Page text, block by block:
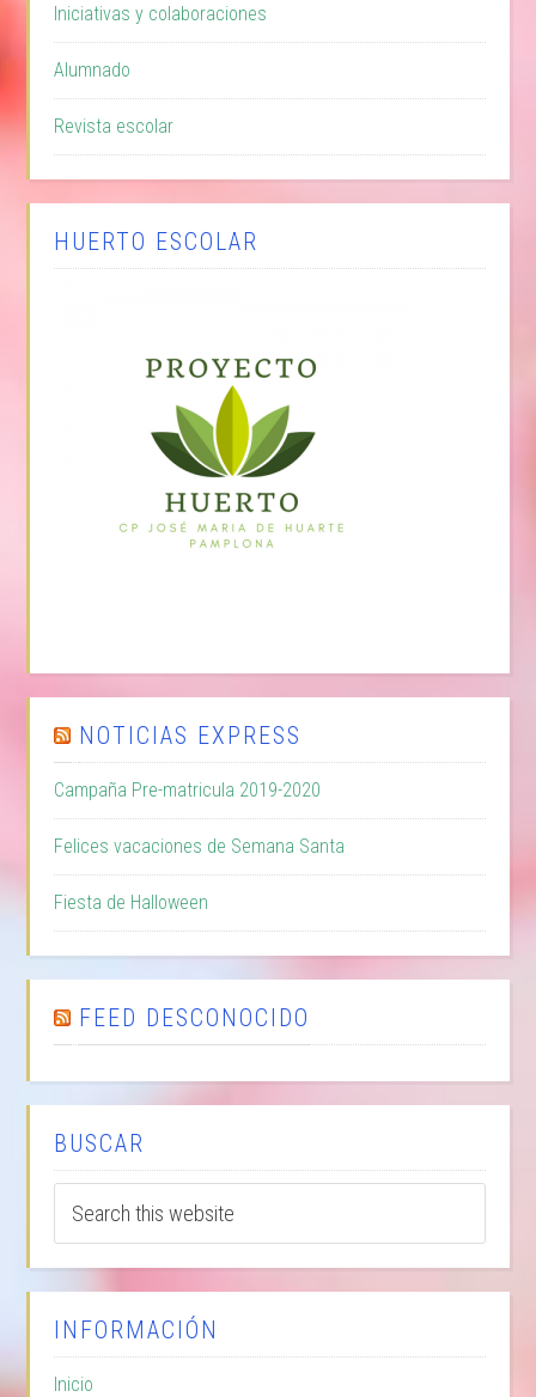
Iniciativas y colaboraciones
Alumnado
Revista escolar
HUERTO ESCOLAR
NOTICIAS EXPRESS
Campaña Pre-matricula 2019-2020
Felices vacaciones de Semana Santa
Fiesta de Halloween
FEED DESCONOCIDO
BUSCAR
INFORMACIÓN
Inicio